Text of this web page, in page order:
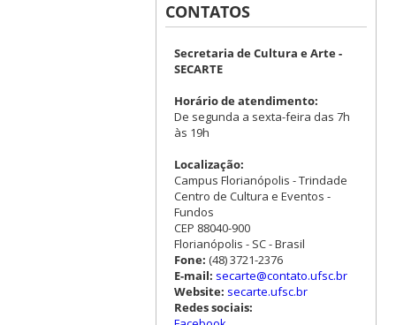
CONTATOS
Secretaria de Cultura e Arte -
SECARTE
Horário de atendimento:
De segunda a sexta-feira das 7h
às 19h
Localização:
Campus Florianópolis - Trindade
Centro de Cultura e Eventos -
Fundos
CEP 88040-900
Florianópolis - SC - Brasil
Fone: (48) 3721-2376
E-mail: secarte@contato.ufsc.br
Website: secarte.ufsc.br
Redes sociais: